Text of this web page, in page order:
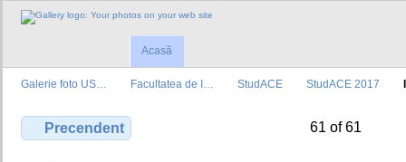
Acasă
Galerie foto US… Facultatea de I… StudACE StudACE 2017
Precendent 61 of 61